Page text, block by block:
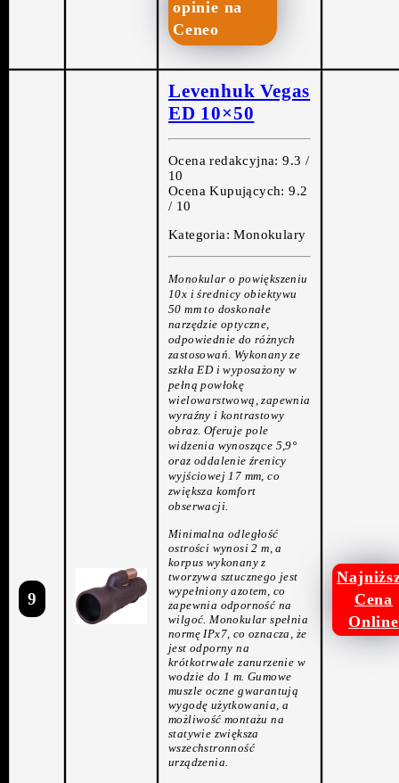
opinie na
Ceneo
9
Levenhuk Vegas
ED 10×50
Ocena redakcyjna: 9.3 /
10
Ocena Kupujących: 9.2
/ 10
Kategoria: Monokulary
Monokular o powiększeniu
10x i średnicy obiektywu
50 mm to doskonałe
narzędzie optyczne,
odpowiednie do różnych
zastosowań. Wykonany ze
szkła ED i wyposażony w
pełną powłokę
wielowarstwową, zapewnia
wyraźny i kontrastowy
obraz. Oferuje pole
widzenia wynoszące 5,9°
oraz oddalenie źrenicy
wyjściowej 17 mm, co
zwiększa komfort
obserwacji.
Minimalna odległość
ostrości wynosi 2 m, a
korpus wykonany z
tworzywa sztucznego jest
wypełniony azotem, co
zapewnia odporność na
wilgoć. Monokular spełnia
normę IPx7, co oznacza, że
jest odporny na
krótkotrwałe zanurzenie w
wodzie do 1 m. Gumowe
muszle oczne gwarantują
wygodę użytkowania, a
możliwość montażu na
statywie zwiększa
wszechstronność
urządzenia.
Cena
Online